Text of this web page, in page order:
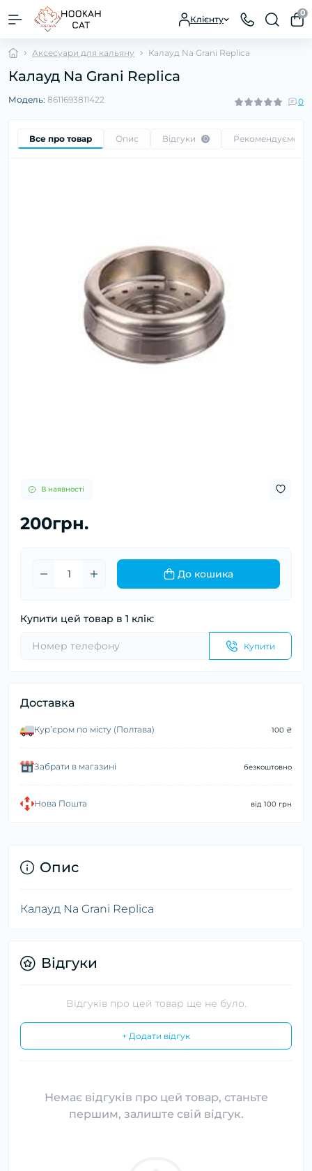
Клієнту
0
Аксесуари для кальяну Калауд Na Grani Replica
Калауд Na Grani Replica
Модель: 8611693811422 0
Все про товар Опис Відгуки 0 Рекомендуємо
В наявності
200грн.
До кошика
Купити цей товар в 1 клік:
Купити
Доставка
Курʼєром по місту (Полтава) 100 ₴
Забрати в магазині безкоштовно
Нова Пошта від 100 грн
Опис
Калауд Na Grani Replica
Відгуки
Відгуків про цей товар ще не було.
+ Додати відгук
Немає відгуків про цей товар, станьте
першим, залиште свій відгук.